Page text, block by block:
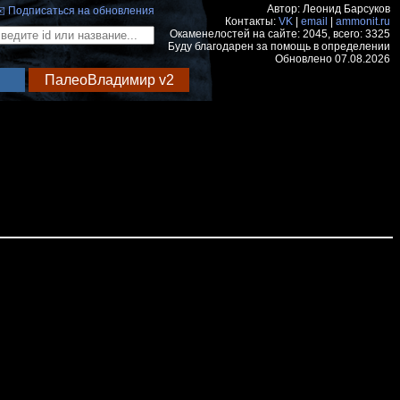
Подписаться на обновления
Автор: Леонид Барсуков
Контакты: VK email
ammonit.ru
Окаменелостей на сайте: 2045, всего: 3325
Буду благодарен за помощь в определении
Обновлено 07.08.2026
ПалеоВладимир v2